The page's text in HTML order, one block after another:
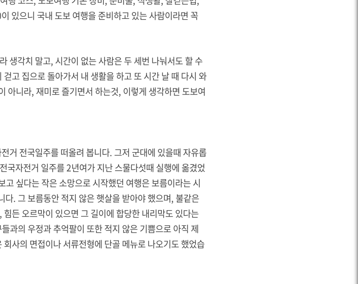
있으니 국내 도보 여행을 준비하고 있는 사람이라면 꼭
생각치 말고, 시간이 없는 사람은 두 세번 나눠서도 할 수
고 집으로 돌아가서 내 생활을 하고 또 시간 날 때 다시 와
아니라, 재미로 즐기면서 하는것, 이렇게 생각하면 도보여
거 전국일주를 떠올려 봅니다. 그저 군대에 있을때 자유롭
국자전거 일주를 2년여가 지난 스물다섯때 실행에 옮겼었
싶다는 작은 소망으로 시작했던 여행은 보름이라는 시
. 그 보름동안 적지 않은 햇살을 받아야 했으며, 불같은
든 오르막이 있으면 그 길이에 합당한 내리막도 있다는
과의 우정과 추억팔이 또한 적지 않은 기쁨으로 아직 제
사의 면접이나 서류전형에 단골 메뉴로 나오기도 했었습